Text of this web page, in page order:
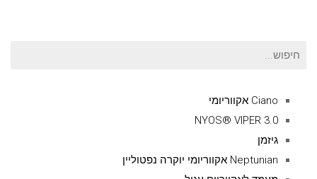
חיפוש
Ciano אקווריומי
NYOS® VIPER 3.0
גיזמן
Neptunian אקווריומי יוקרה נפטוליין